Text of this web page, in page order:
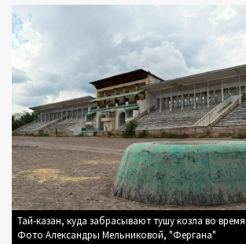
Тай-казан, куда забрасывают тушу козла во
Фото Александры Мельниковой, "Фергана"